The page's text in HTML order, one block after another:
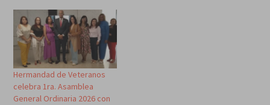
Hermandad de Veteranos
celebra 1ra. Asamblea
General Ordinaria 2026 con